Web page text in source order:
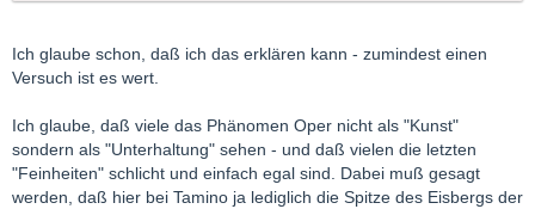
Ich glaube schon, daß ich das erklären kann - zumindest einen
Versuch ist es wert.
Ich glaube, daß viele das Phänomen Oper nicht als "Kunst"
sondern als "Unterhaltung" sehen - und daß vielen die letzten
"Feinheiten" schlicht und einfach egal sind. Dabei muß gesagt
werden, daß hier bei Tamino ja lediglich die Spitze des Eisbergs der